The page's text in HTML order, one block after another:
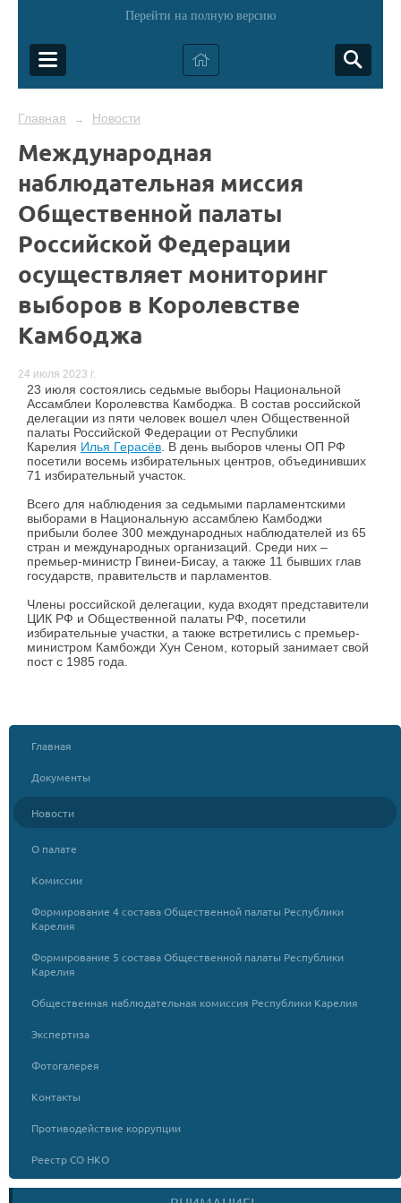
Перейти на полную версию
Главная → Новости
Международная
наблюдательная миссия
Общественной палаты
Российской Федерации
осуществляет мониторинг
выборов в Королевстве
Камбоджа
24 июля 2023 г.
23 июля состоялись седьмые выборы Национальной
Ассамблеи Королевства Камбоджа. В состав российской
делегации из пяти человек вошел член Общественной
палаты Российской Федерации от Республики
Карелия Илья Герасёв. В день выборов члены ОП РФ
посетили восемь избирательных центров, объединивших
71 избирательный участок.
Всего для наблюдения за седьмыми парламентскими
выборами в Национальную ассамблею Камбоджи
прибыли более 300 международных наблюдателей из 65
стран и международных организаций. Среди них –
премьер-министр Гвинеи-Бисау, а также 11 бывших глав
государств, правительств и парламентов.
Члены российской делегации, куда входят представители
ЦИК РФ и Общественной палаты РФ, посетили
избирательные участки, а также встретились с премьер-
министром Камбожди Хун Сеном, который занимает свой
пост с 1985 года.
Главная
Документы
Новости
О палате
Комиссии
Формирование 4 состава Общественной палаты Республики
Карелия
Формирование 5 состава Общественной палаты Республики
Карелия
Общественная наблюдательная комиссия Республики Карелия
Экспертиза
Фотогалерея
Контакты
Противодействие коррупции
Реестр СО НКО